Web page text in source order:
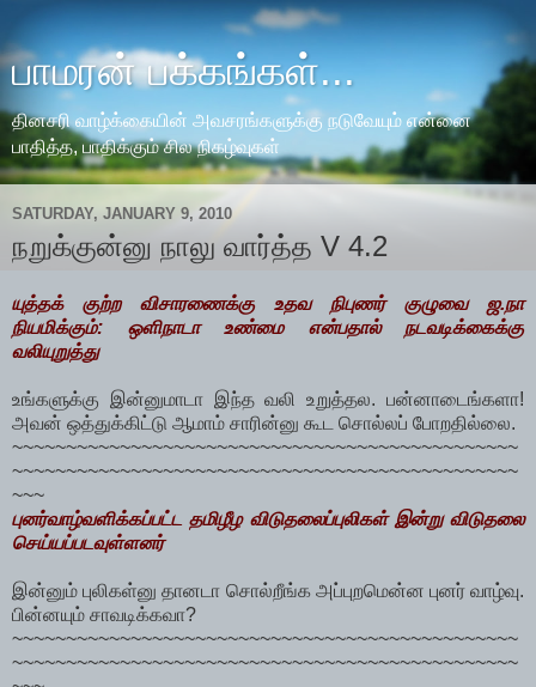
பாமரன் பக்கங்கள்...
தினசரி வாழ்க்கையின் அவசரங்களுக்கு நடுவேயும் என்னை
பாதித்த, பாதிக்கும் சில நிகழ்வுகள்
SATURDAY, JANUARY 9, 2010
நறுக்குன்னு நாலு வார்த்த V 4.2
யுத்தக் குற்ற விசாரணைக்கு உதவ நிபுணர் குழுவை ஜ.நா
நியமிக்கும்: ஒளிநாடா உண்மை என்பதால் நடவடிக்கைக்கு
வலியுறுத்து
உங்களுக்கு இன்னுமாடா இந்த வலி உறுத்தல. பன்னாடைங்களா!
அவன் ஒத்துக்கிட்டு ஆமாம் சாரின்னு கூட சொல்லப் போறதில்லை.
~~~~~~~~~~~~~~~~~~~~~~~~~~~~~~~~~~~~~~~~~~~~~~~
~~~~~~~~~~~~~~~~~~~~~~~~~~~~~~~~~~~~~~~~~~~~~~~
~~~
புனர்வாழ்வளிக்கப்பட்ட தமிழீழ விடுதலைப்புலிகள் இன்று விடுதலை
செய்யப்படவுள்ளனர்
இன்னும் புலிகள்னு தானடா சொல்றீங்க அப்புறமென்ன புனர் வாழ்வு.
பின்னயும் சாவடிக்கவா?
~~~~~~~~~~~~~~~~~~~~~~~~~~~~~~~~~~~~~~~~~~~~~~~
~~~~~~~~~~~~~~~~~~~~~~~~~~~~~~~~~~~~~~~~~~~~~~~